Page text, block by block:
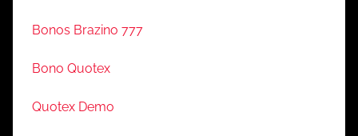
Bonos Brazino 777
Bono Quotex
Quotex Demo